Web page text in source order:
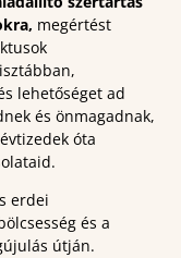
megértést
lehetőséget ad
és önmagadnak,
óta
erdei
és a
útján.